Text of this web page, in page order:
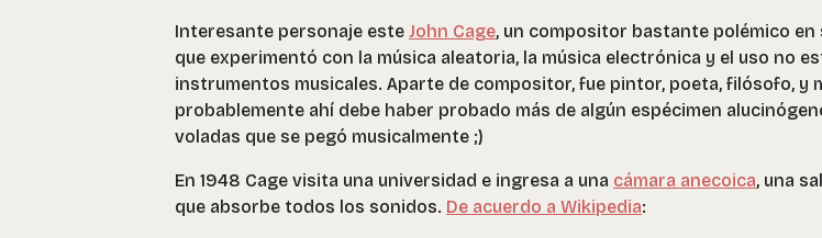
Interesante personaje este John Cage, un compositor bastante polémico en
que experimentó con la música aleatoria, la música electrónica y el uso no
instrumentos musicales. Aparte de compositor, fue pintor, poeta, filósofo, y
probablemente ahí debe haber probado más de algún espécimen
voladas que se pegó musicalmente ;)
En 1948 Cage visita una universidad e ingresa a una cámara anecoica, una
que absorbe todos los sonidos. De acuerdo a Wikipedia: